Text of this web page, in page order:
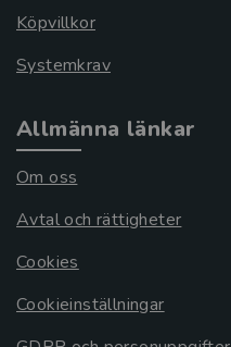
Köpvillkor
Systemkrav
Allmänna länkar
Om oss
Avtal och rättigheter
Cookies
Cookieinställningar